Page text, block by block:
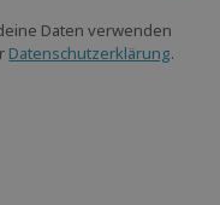
Daten verwenden
Datenschutzerklärung.